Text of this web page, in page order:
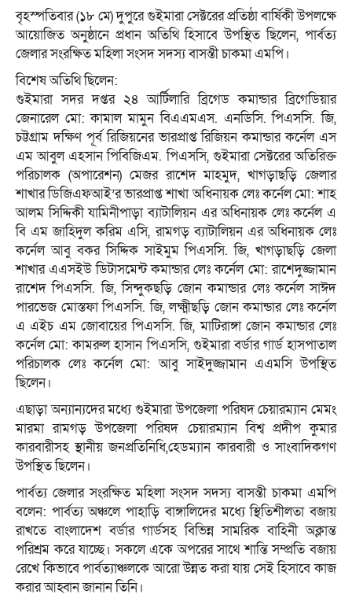
বৃহস্পতিবার (১৮ মে) দুপুরে গুইমারা সেক্টরের প্রতিষ্ঠা বার্ষিকী উপলক্ষে
আয়োজিত অনুষ্ঠানে প্রধান অতিথি হিসাবে উপস্থিত ছিলেন, পার্বত্য
জেলার সংরক্ষিত মহিলা সংসদ সদস্য বাসন্তী চাকমা এমপি।
বিশেষ অতিথি ছিলেন:
গুইমারা সদর দপ্তর ২৪ আর্টিলারি ব্রিগেড কমান্ডার ব্রিগেডিয়ার
জেনারেল মো: কামাল মামুন বিএএমএস. এনডিসি. পিএসসি. জি,
চট্টগ্রাম দক্ষিণ পূর্ব রিজিয়নের ভারপ্রাপ্ত রিজিয়ন কমান্ডার কর্নেল এস
এম আবুল এহসান পিবিজিএম. পিএসসি, গুইমারা সেক্টরের অতিরিক্ত
পরিচালক (অপারেশন) মেজর রাশেদ মাহমুদ, খাগড়াছড়ি জেলার
শাখার ডিজিএফআই’র ভারপ্রাপ্ত শাখা অধিনায়ক লেঃ কর্নেল মো: শাহ
আলম সিদ্দিকী যামিনীপাড়া ব্যাটালিয়ন এর অধিনায়ক লেঃ কর্নেল এ
বি এম জাহিদুল করিম এসি, রামগড় ব্যাটালিয়ন এর অধিনায়ক লেঃ
কর্নেল আবু বকর সিদ্দিক সাইমুম পিএসসি. জি, খাগড়াছড়ি জেলা
শাখার এএসইউ ডিটাসমেন্ট কমান্ডার লেঃ কর্নেল মো: রাশেদুজ্জামান
রাশেদ পিএসসি. জি, সিন্দুকছড়ি জোন কমান্ডার লেঃ কর্নেল সাঈদ
পারভেজ মোস্তফা পিএসসি. জি, লক্ষ্মীছড়ি জোন কমান্ডার লেঃ কর্নেল
এ এইচ এম জোবায়ের পিএসসি. জি, মাটিরাঙ্গা জোন কমান্ডার লেঃ
কর্নেল মো: কামরুল হাসান পিএসসি, গুইমারা বর্ডার গার্ড হাসপাতাল
পরিচালক লেঃ কর্নেল মো: আবু সাইদুজ্জামান এএমসি উপস্থিত
ছিলেন।
এছাড়া অন্যান্যদের মধ্যে গুইমারা উপজেলা পরিষদ চেয়ারম্যান মেমং
মারমা রামগড় উপজেলা পরিষদ চেয়ারম্যান বিশ্ব প্রদীপ কুমার
কারবারীসহ স্থানীয় জনপ্রতিনিধি,হেডম্যান কারবারী ও সাংবাদিকগণ
উপস্থিত ছিলেন।
পার্বত্য জেলার সংরক্ষিত মহিলা সংসদ সদস্য বাসন্তী চাকমা এমপি
বলেন: পার্বত্য অঞ্চলে পাহাড়ি বাঙ্গালিদের মধ্যে স্থিতিশীলতা বজায়
রাখতে বাংলাদেশ বর্ডার গার্ডসহ বিভিন্ন সামরিক বাহিনী অক্লান্ত
পরিশ্রম করে যাচ্ছে। সকলে একে অপরের সাথে শান্তি সম্প্রতি বজায়
রেখে কিভাবে পার্বত্যাঞ্চলকে আরো উন্নত করা যায় সেই হিসাবে কাজ
করার আহ্বান জানান তিনি।